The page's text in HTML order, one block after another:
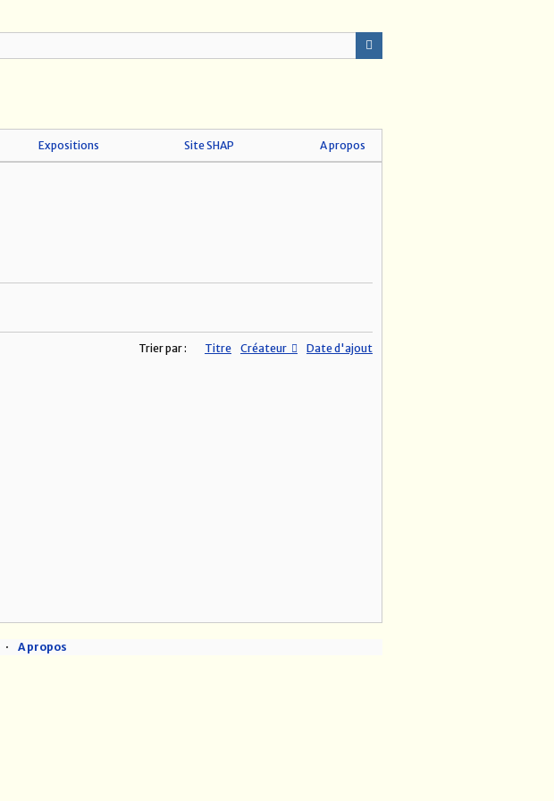
Expositions Site SHAP A propos
Trier par : Titre Créateur Date d'ajout
A propos